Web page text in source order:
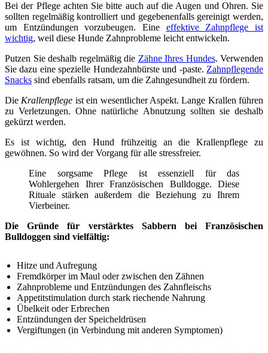
Bei der Pflege achten Sie bitte auch auf die Augen und Ohren. Sie
sollten regelmäßig kontrolliert und gegebenenfalls gereinigt werden,
um Entzündungen vorzubeugen. Eine effektive Zahnpflege ist
wichtig, weil diese Hunde Zahnprobleme leicht entwickeln.
Putzen Sie deshalb regelmäßig die Zähne Ihres Hundes. Verwenden
Sie dazu eine spezielle Hundezahnbürste und -paste. Zahnpflegende
Snacks sind ebenfalls ratsam, um die Zahngesundheit zu fördern.
Die Krallenpflege ist ein wesentlicher Aspekt. Lange Krallen führen
zu Verletzungen. Ohne natürliche Abnutzung sollten sie deshalb
gekürzt werden.
Es ist wichtig, den Hund frühzeitig an die Krallenpflege zu
gewöhnen. So wird der Vorgang für alle stressfreier.
Eine sorgsame Pflege ist essenziell für das
Wohlergehen Ihrer Französischen Bulldogge. Diese
Rituale stärken außerdem die Beziehung zu Ihrem
Vierbeiner.
Die Gründe für verstärktes Sabbern bei Französischen
Bulldoggen sind vielfältig:
Hitze und Aufregung
Fremdkörper im Maul oder zwischen den Zähnen
Zahnprobleme und Entzündungen des Zahnfleischs
Appetitstimulation durch stark riechende Nahrung
Übelkeit oder Erbrechen
Entzündungen der Speicheldrüsen
Vergiftungen (in Verbindung mit anderen Symptomen)